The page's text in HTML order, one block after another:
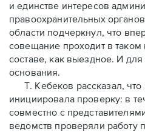
и единстве интересов
правоохранительных
области подчеркнул, что
совещание проходит в таком
составе, как выездное. И
основания.
Т. Кебеков рассказал, что
инициировала проверку: в
совместно с
ведомств проверяли работу